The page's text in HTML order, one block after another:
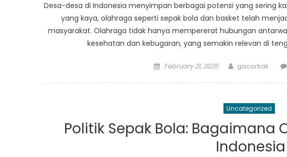
Desa-desa di Indonesia menyimpan berbagai potensi yang sering
yang kaya, olahraga seperti sepak bola dan basket telah
masyarakat. Olahraga tidak hanya mempererat hubungan
kesehatan dan kebugaran, yang semakin relevan di
Posted
February 21, 2026 Author
gacorkali
Uncategorized
Politik Sepak Bola: Bagaimana
Indonesia